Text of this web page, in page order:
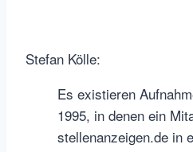
Stefan Kölle:
Es existieren
1995, in denen ein
stellenanzeigen.de in